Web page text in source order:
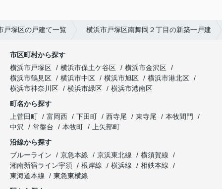
戸塚区の戸建て一覧 横浜市戸塚区南舞岡２丁目の新築一戸建
市区町村から探す
横浜市戸塚区
横浜市保土ケ谷区
横浜市金沢区
横浜市鶴見区
横浜市中区 横浜市旭区
横浜市港北区
横浜市神奈川区
横浜市緑区
横浜市港南区
町名から探す
上菅田町
富岡西 下田町 西寺尾 東寺尾
本牧間門
中沢
常盤台 本牧町
上矢部町
沿線から探す
ブルーライン
京急本線 京浜東北線
横須賀線
湘南新宿ライン宇須
根岸線 横浜線
相鉄本線
東海道本線
東急東横線